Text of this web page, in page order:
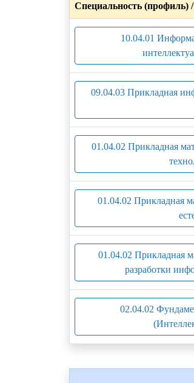
Специальность (профиль)
10.04.01
09.04.03 Прикладная
01.04.02 Прикладная
01.04.02 Прикладная
01.04.02 Прикладная
разработки
02.04.02